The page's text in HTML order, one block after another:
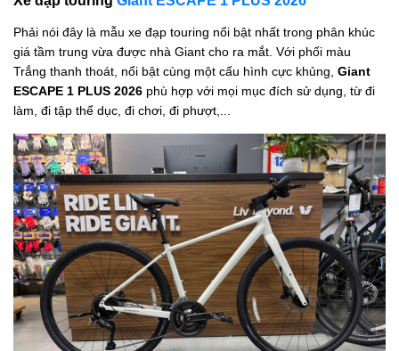
Phải nói đây là mẫu xe đạp touring nổi bật nhất trong phân khúc
giá tầm trung vừa được nhà Giant cho ra mắt. Với phối màu
Trắng thanh thoát, nổi bật cùng một cấu hình cực khủng, Giant
ESCAPE 1 PLUS 2026 phù hợp với mọi mục đích sử dụng, từ đi
làm, đi tập thể dục, đi chơi, đi phượt,...